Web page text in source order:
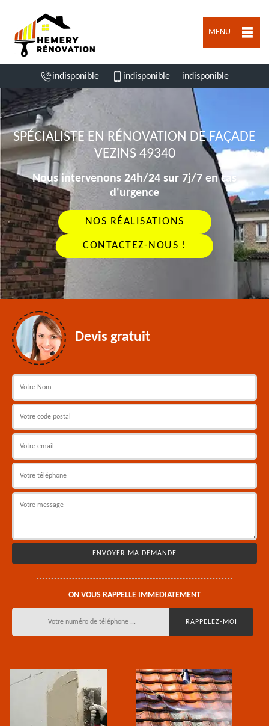
MENU
indisponible indisponible indisponible
SPÉCIALISTE EN RÉNOVATION DE FAÇADE
VEZINS 49340
Nous intervenons 24h/24 sur 7j/7 en cas
d'urgence
NOS RÉALISATIONS
CONTACTEZ-NOUS !
Devis gratuit
ON VOUS RAPPELLE IMMEDIATEMENT